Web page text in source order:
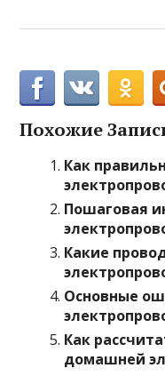
Похожие
Как
Пошаговая
Какие
Основные
Как
домашней